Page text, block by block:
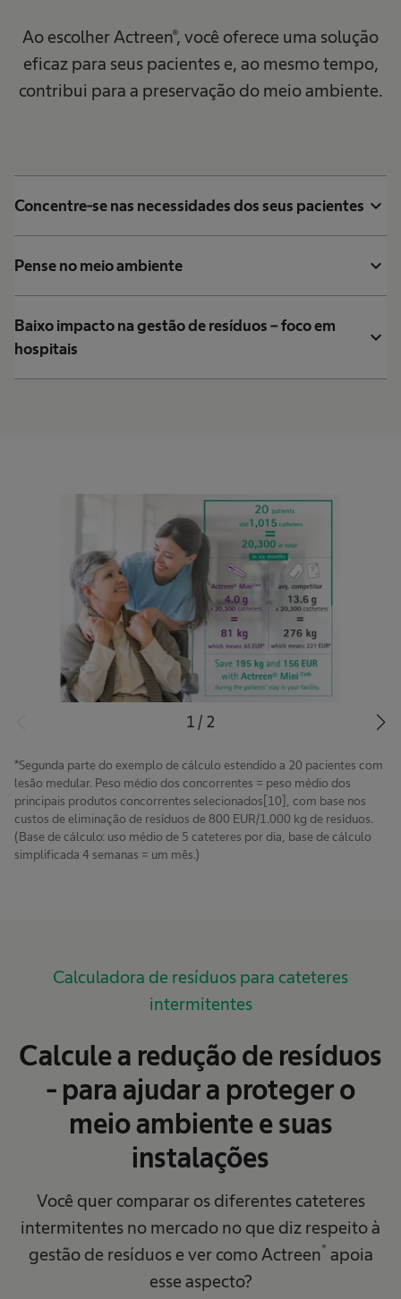
Ao escolher Actreen®, você oferece uma solução
eficaz para seus pacientes e, ao mesmo tempo,
contribui para a preservação do meio ambiente.
Concentre-se nas necessidades dos seus pacientes expand_more
Pense no meio ambiente expand_more
Baixo impacto na gestão de resíduos – foco em
hospitais
expand_more
1 / 2
*Segunda parte do exemplo de cálculo estendido a 20 pacientes com
lesão medular. Peso médio dos concorrentes = peso médio dos
principais produtos concorrentes selecionados[10], com base nos
custos de eliminação de resíduos de 800 EUR/1.000 kg de resíduos.
(Base de cálculo: uso médio de 5 cateteres por dia, base de cálculo
simplificada 4 semanas = um mês.)
Calculadora de resíduos para cateteres
intermitentes
Calcule a redução de resíduos
- para ajudar a proteger o
meio ambiente e suas
instalações
Você quer comparar os diferentes cateteres
intermitentes no mercado no que diz respeito à
gestão de resíduos e ver como Actreen® apoia
esse aspecto?